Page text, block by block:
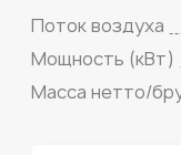
Поток воздуха
Мощность (кВт)
Масса нетто/